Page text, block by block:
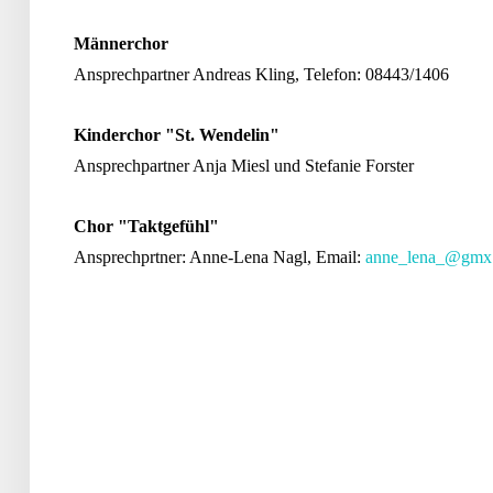
Männerchor
Ansprechpartner Andreas Kling, Telefon: 08443/1406
Kinderchor "St. Wendelin"
Ansprechpartner Anja Miesl und Stefanie Forster
Chor "Taktgefühl"
Ansprechprtner: Anne-Lena Nagl, Email: